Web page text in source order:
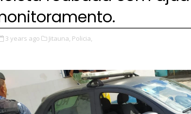
3 years ago Jitauna, Policia,